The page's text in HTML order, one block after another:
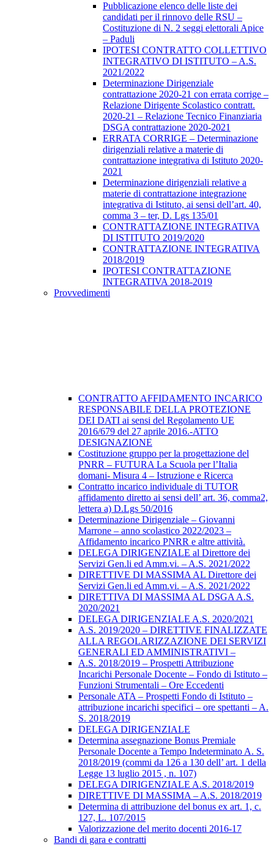
Pubblicazione elenco delle liste dei
candidati per il rinnovo delle RSU –
Costituzione di N. 2 seggi elettorali Apice
– Paduli
IPOTESI CONTRATTO COLLETTIVO
INTEGRATIVO DI ISTITUTO – A.S.
2021/2022
Determinazione Dirigenziale
contrattazione 2020-21 con errata corrige –
Relazione Dirigente Scolastico contratt.
2020-21 – Relazione Tecnico Finanziaria
DSGA contrattazione 2020-2021
ERRATA CORRIGE – Determinazione
dirigenziali relative a materie di
contrattazione integrativa di Istituto 2020-
2021
Determinazione dirigenziali relative a
materie di contrattazione integrazione
integrativa di Istituto, ai sensi dell’art. 40,
comma 3 – ter, D. Lgs 135/01
CONTRATTAZIONE INTEGRATIVA
DI ISTITUTO 2019/2020
CONTRATTAZIONE INTEGRATIVA
2018/2019
IPOTESI CONTRATTAZIONE
INTEGRATIVA 2018-2019
Provvedimenti
CONTRATTO AFFIDAMENTO INCARICO
RESPONSABILE DELLA PROTEZIONE
DEI DATI ai sensi del Regolamento UE
2016/679 del 27 aprile 2016.-ATTO
DESIGNAZIONE
Costituzione gruppo per la progettazione del
PNRR – FUTURA La Scuola per l’Italia
domani- Misura 4 – Istruzione e Ricerca
Contratto incarico individuale di TUTOR
affidamento diretto ai sensi dell’ art. 36, comma2,
lettera a) D.Lgs 50/2016
Determinazione Dirigenziale – Giovanni
Marrone – anno scolastico 2022/2023 –
Affidamento incarico PNRR e altre attività.
DELEGA DIRIGENZIALE al Direttore dei
Servizi Gen.li ed Amm.vi. – A.S. 2021/2022
DIRETTIVE DI MASSIMA AL Direttore dei
Servizi Gen.li ed Amm.vi. – A.S. 2021/2022
DIRETTIVA DI MASSIMA AL DSGA A.S.
2020/2021
DELEGA DIRIGENZIALE A.S. 2020/2021
A.S. 2019/2020 – DIRETTIVE FINALIZZATE
ALLA REGOLARIZZAZIONE DEI SERVIZI
GENERALI ED AMMINISTRATIVI –
A.S. 2018/2019 – Prospetti Attribuzione
Incarichi Personale Docente – Fondo di Istituto –
Funzioni Strumentali – Ore Eccedenti
Personale ATA – Prospetti Fondo di Istituto –
attribuzione incarichi specifici – ore spettanti – A.
S. 2018/2019
DELEGA DIRIGENZIALE
Determina assegnazione Bonus Premiale
Personale Docente a Tempo Indeterminato A. S.
2018/2019 (commi da 126 a 130 dell’ art. 1 della
Legge 13 luglio 2015 , n. 107)
DELEGA DIRIGENZIALE A.S. 2018/2019
DIRETTIVE DI MASSIMA – A.S. 2018/2019
Determina di attribuzione del bonus ex art. 1, c.
127, L. 107/2015
Valorizzazione del merito docenti 2016-17
Bandi di gara e contratti